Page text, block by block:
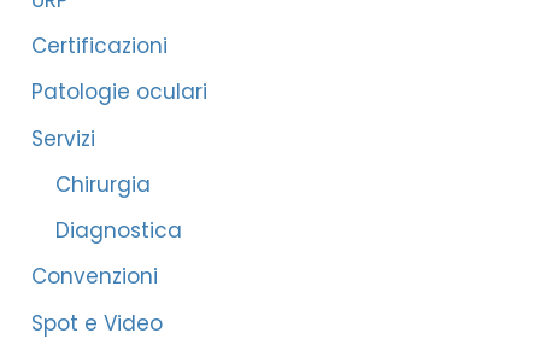
Certificazioni
Patologie oculari
Servizi
Chirurgia
Diagnostica
Convenzioni
Spot e Video